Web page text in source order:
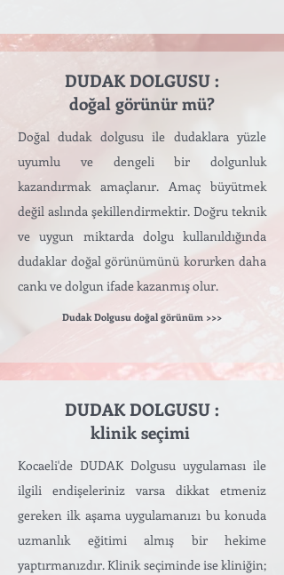
DUDAK DOLGUSU :
doğal görünür mü?
Doğal dudak dolgusu ile dudaklara yüzle
uyumlu ve dengeli bir dolgunluk
kazandırmak amaçlanır. Amaç büyütmek
değil aslında şekillendirmektir. Doğru teknik
ve uygun miktarda dolgu kullanıldığında
dudaklar doğal görünümünü korurken daha
cankı ve dolgun ifade kazanmış olur.
Dudak Dolgusu doğal görünüm >>>
DUDAK DOLGUSU :
klinik seçimi
Kocaeli'de DUDAK Dolgusu uygulaması ile
ilgili endişeleriniz varsa dikkat etmeniz
gereken ilk aşama uygulamanızı bu konuda
uzmanlık eğitimi almış bir hekime
yaptırmanızdır. Klinik seçiminde ise kliniğin;